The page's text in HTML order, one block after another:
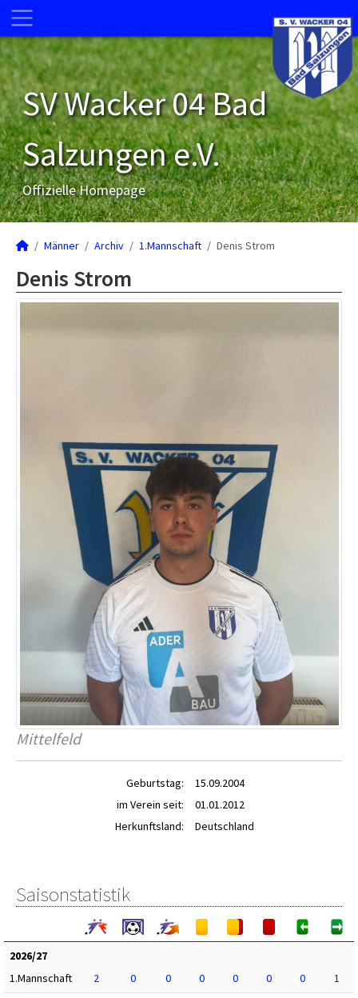
SV Wacker 04 Bad
Salzungen e.V.
Offizielle Homepage
Männer Archiv 1.Mannschaft Denis Strom
Denis Strom
Mittelfeld
Geburtstag:
15.09.2004
im Verein seit:
01.01.2012
Herkunftsland:
Deutschland
Saisonstatistik
2026/27
1.Mannschaft
2 0 0 0 0 0 0
1